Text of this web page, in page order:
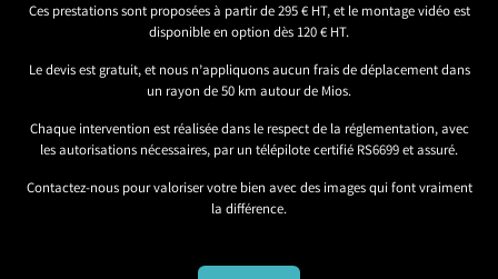
Ces prestations sont proposées à partir de 295 € HT, et le montage vidéo est
disponible en option dès 120 € HT.
Le devis est gratuit, et nous n’appliquons aucun frais de déplacement dans
un rayon de 50 km autour de Mios.
Chaque intervention est réalisée dans le respect de la réglementation, avec
les autorisations nécessaires, par un télépilote certifié RS6699 et assuré.
Contactez-nous pour valoriser votre bien avec des images qui font vraiment
la différence.